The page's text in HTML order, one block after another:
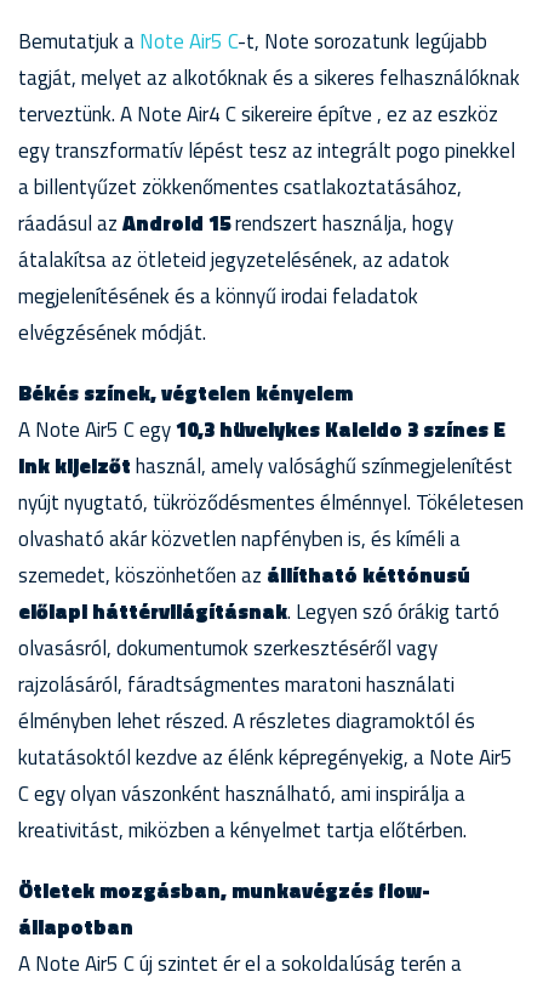
Bemutatjuk aNote Air5 C-t, Note sorozatunk legújabb
tagját, melyet az alkotóknak és a sikeres felhasználóknak
terveztünk. A Note Air4 C sikereire építve , ez az eszköz
egy transzformatív lépést tesz az integrált pogo pinekkel
a billentyűzet zökkenőmentes csatlakoztatásához,
ráadásul azAndroid 15rendszert használja, hogy
átalakítsa az ötleteid jegyzetelésének, az adatok
megjelenítésének és a könnyű irodai feladatok
elvégzésének módját.
Békés színek, végtelen kényelem
A Note Air5 C egy10,3 hüvelykes Kaleido 3 színes E
Ink kijelzőthasznál, amely valósághű színmegjelenítést
nyújt nyugtató, tükröződésmentes élménnyel. Tökéletesen
olvasható akár közvetlen napfényben is, és kíméli a
szemedet, köszönhetően az állítható kéttónusú
előlapi háttérvilágításnak. Legyen szó órákig tartó
olvasásról, dokumentumok szerkesztéséről vagy
rajzolásáról, fáradtságmentes maratoni használati
élményben lehet részed. A részletes diagramoktól és
kutatásoktól kezdve az élénk képregényekig, a Note Air5
C egy olyan vászonként használható, ami inspirálja a
kreativitást, miközben a kényelmet tartja előtérben.
Ötletek mozgásban, munkavégzés flow-
állapotban
A Note Air5 C új szintet ér el a sokoldalúság terén a